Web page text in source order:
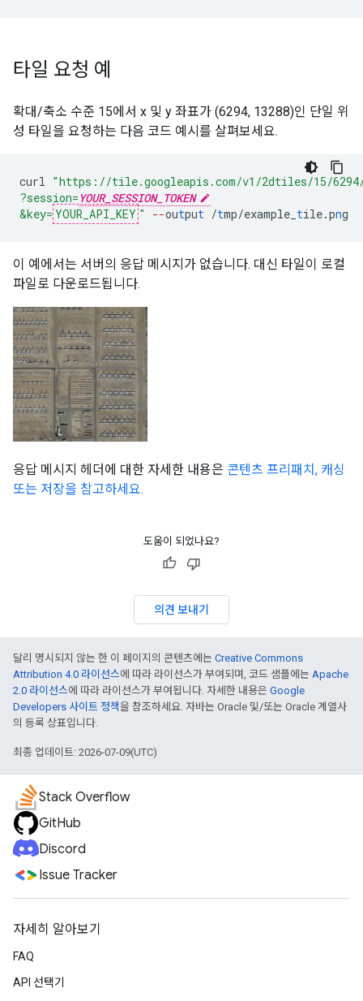
타일 요청 예
확대/축소 수준 15에서 x 및 y 좌표가 (6294, 13288)인 단일 위
성 타일을 요청하는 다음 코드 예시를 살펴보세요.
curl "https://tile.googleapis.com/v1/2dtiles/15/6294/
?session= YOUR_SESSION_TOKEN
&key= YOUR_API_KEY " --output /tmp/example_ tile.png
이 예에서는 서버의 응답 메시지가 없습니다. 대신 타일이 로컬
파일로 다운로드됩니다.
응답 메시지 헤더에 대한 자세한 내용은 콘텐츠 프리패치, 캐싱
또는 저장을 참고하세요.
도움이 되었나요?
의견 보내기
달리 명시되지 않는 한 이 페이지의 콘텐츠에는 Creative Commons
Attribution 4.0 라이선스에 따라 라이선스가 부여되며, 코드 샘플에는 Apache
2.0 라이선스에 따라 라이선스가 부여됩니다. 자세한 내용은 Google
Developers 사이트 정책을 참조하세요. 자바는 Oracle 및/또는 Oracle 계열사
의 등록 상표입니다.
최종 업데이트: 2026-07-09(UTC)
Stack Overflow
GitHub
Discord
Issue Tracker
자세히 알아보기
FAQ
API 선택기